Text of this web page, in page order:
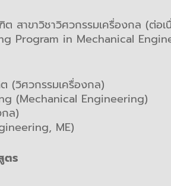
สาขาวิชาวิศวกรรมเครื่องกล (ต่อเ
Program in Mechanical
(วิศวกรรมเครื่องกล)
(Mechanical Engineering)
ล)
ME)
ตร